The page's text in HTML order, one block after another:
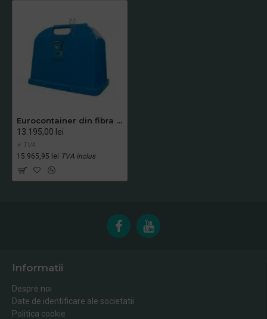
Eurocontainer din fibra de sticla 3.2 m3 pentru hartie ALBASTRU MEVATEC - Transport Inclus
13.195,00 lei
+ TVA
15.965,95 lei TVA inclus
Informatii
Despre noi
Date de identificare ale societatii
Politica cookie